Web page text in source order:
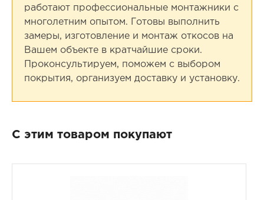
работают профессиональные монтажники с
многолетним опытом. Готовы выполнить
замеры, изготовление и монтаж откосов на
Вашем объекте в кратчайшие сроки.
Проконсультируем, поможем с выбором
покрытия, организуем доставку и установку.
С этим товаром покупают